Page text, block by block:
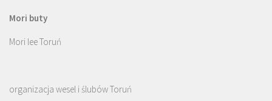
Mori buty
Mori lee Toruń
organizacja wesel i ślubów Toruń